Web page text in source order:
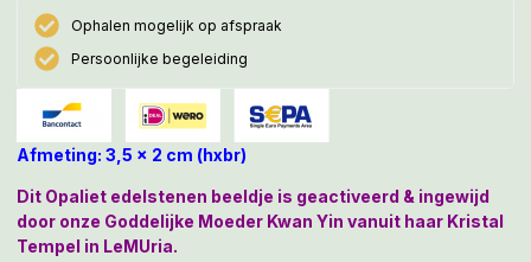
Ophalen mogelijk op afspraak
Persoonlijke begeleiding
Afmeting: 3,5 x 2 cm (hxbr)
Dit Opaliet edelstenen beeldje is geactiveerd & ingewijd
door onze Goddelijke Moeder Kwan Yin vanuit haar Kristal
Tempel in LeMUria.